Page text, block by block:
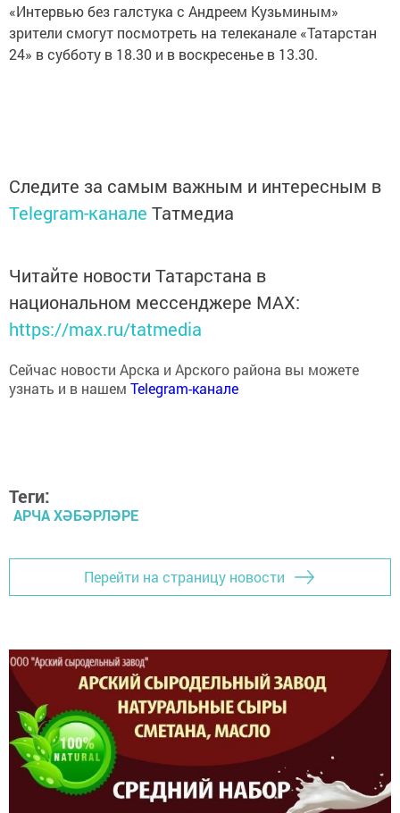
«Интервью без галстука с Андреем Кузьминым»
зрители смогут посмотреть на телеканале «Татарстан
24» в субботу в 18.30 и в воскресенье в 13.30.
Следите за самым важным и интересным в
Telegram-канале Татмедиа
Читайте новости Татарстана в
национальном мессенджере MАХ:
https://max.ru/tatmedia
Сейчас новости Арска и Арского района вы можете
узнать и в нашем Telegram-канале
Теги:
АРЧА ХӘБӘРЛӘРЕ
Перейти на страницу новости